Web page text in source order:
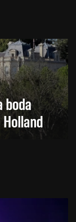
boda